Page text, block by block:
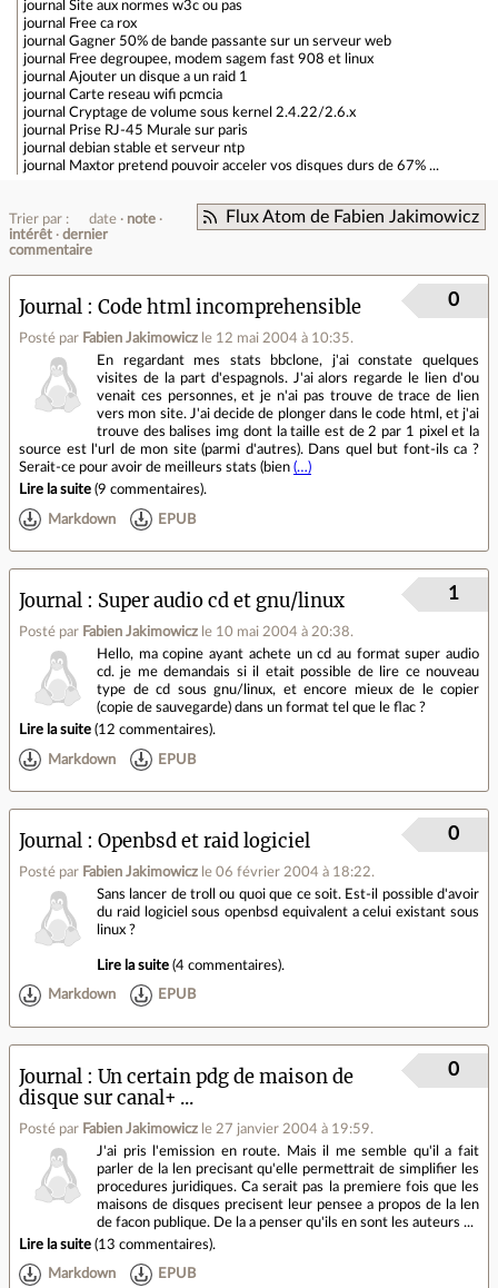
journal Site aux normes w3c ou pas
journal
Free ca rox
journal Gagner 50% de bande passante sur un serveur web
journal
Free degroupee, modem sagem fast 908 et linux
journal Ajouter un disque a un raid 1
journal Carte reseau wifi pcmcia
journal Cryptage de volume sous kernel 2.4.22/2.6.x
journal
Prise RJ-45 Murale sur paris
journal debian stable et serveur ntp
journal
Maxtor pretend pouvoir acceler vos disques durs de 67% ...
Flux Atom de Fabien Jakimowicz
Trier par : date
note
intérêt
dernier
commentaire
Journal Code html incomprehensible
Posté par Fabien Jakimowicz le 12 mai 2004 à 10:35.
0
En regardant mes stats bbclone, j'ai constate quelques
visites de la part d'espagnols. J'ai alors regarde le lien d'ou
venait ces personnes, et je n'ai pas trouve de trace de lien
vers mon site. J'ai decide de plonger dans le code html, et j'ai
trouve des balises img dont la taille est de 2 par 1 pixel et la
source est l'url de mon site (parmi d'autres). Dans quel but font-ils ca ?
Serait-ce pour avoir de meilleurs stats (bien (…)
Lire la suite (9 commentaires).
Markdown EPUB
Journal Super audio cd et gnu/linux
Posté par Fabien Jakimowicz le 10 mai 2004 à 20:38.
1
Hello, ma copine ayant achete un cd au format super audio
cd. je me demandais si il etait possible de lire ce nouveau
type de cd sous gnu/linux, et encore mieux de le copier
(copie de sauvegarde) dans un format tel que le flac ?
Lire la suite (12 commentaires).
Markdown EPUB
Journal Openbsd et raid logiciel
Posté par Fabien Jakimowicz le 06 février 2004 à 18:22.
0
Sans lancer de troll ou quoi que ce soit. Est-il possible d'avoir
du raid logiciel sous openbsd equivalent a celui existant sous
linux ?
Lire la suite (4 commentaires).
Markdown EPUB
Journal
Un certain pdg de maison de
disque sur canal+ ...
Posté par Fabien Jakimowicz le 27 janvier 2004 à 19:59.
0
J'ai pris l'emission en route. Mais il me semble qu'il a fait
parler de la len precisant qu'elle permettrait de simplifier les
procedures juridiques. Ca serait pas la premiere fois que les
maisons de disques precisent leur pensee a propos de la len
de facon publique. De la a penser qu'ils en sont les auteurs ...
Lire la suite (13 commentaires).
Markdown EPUB